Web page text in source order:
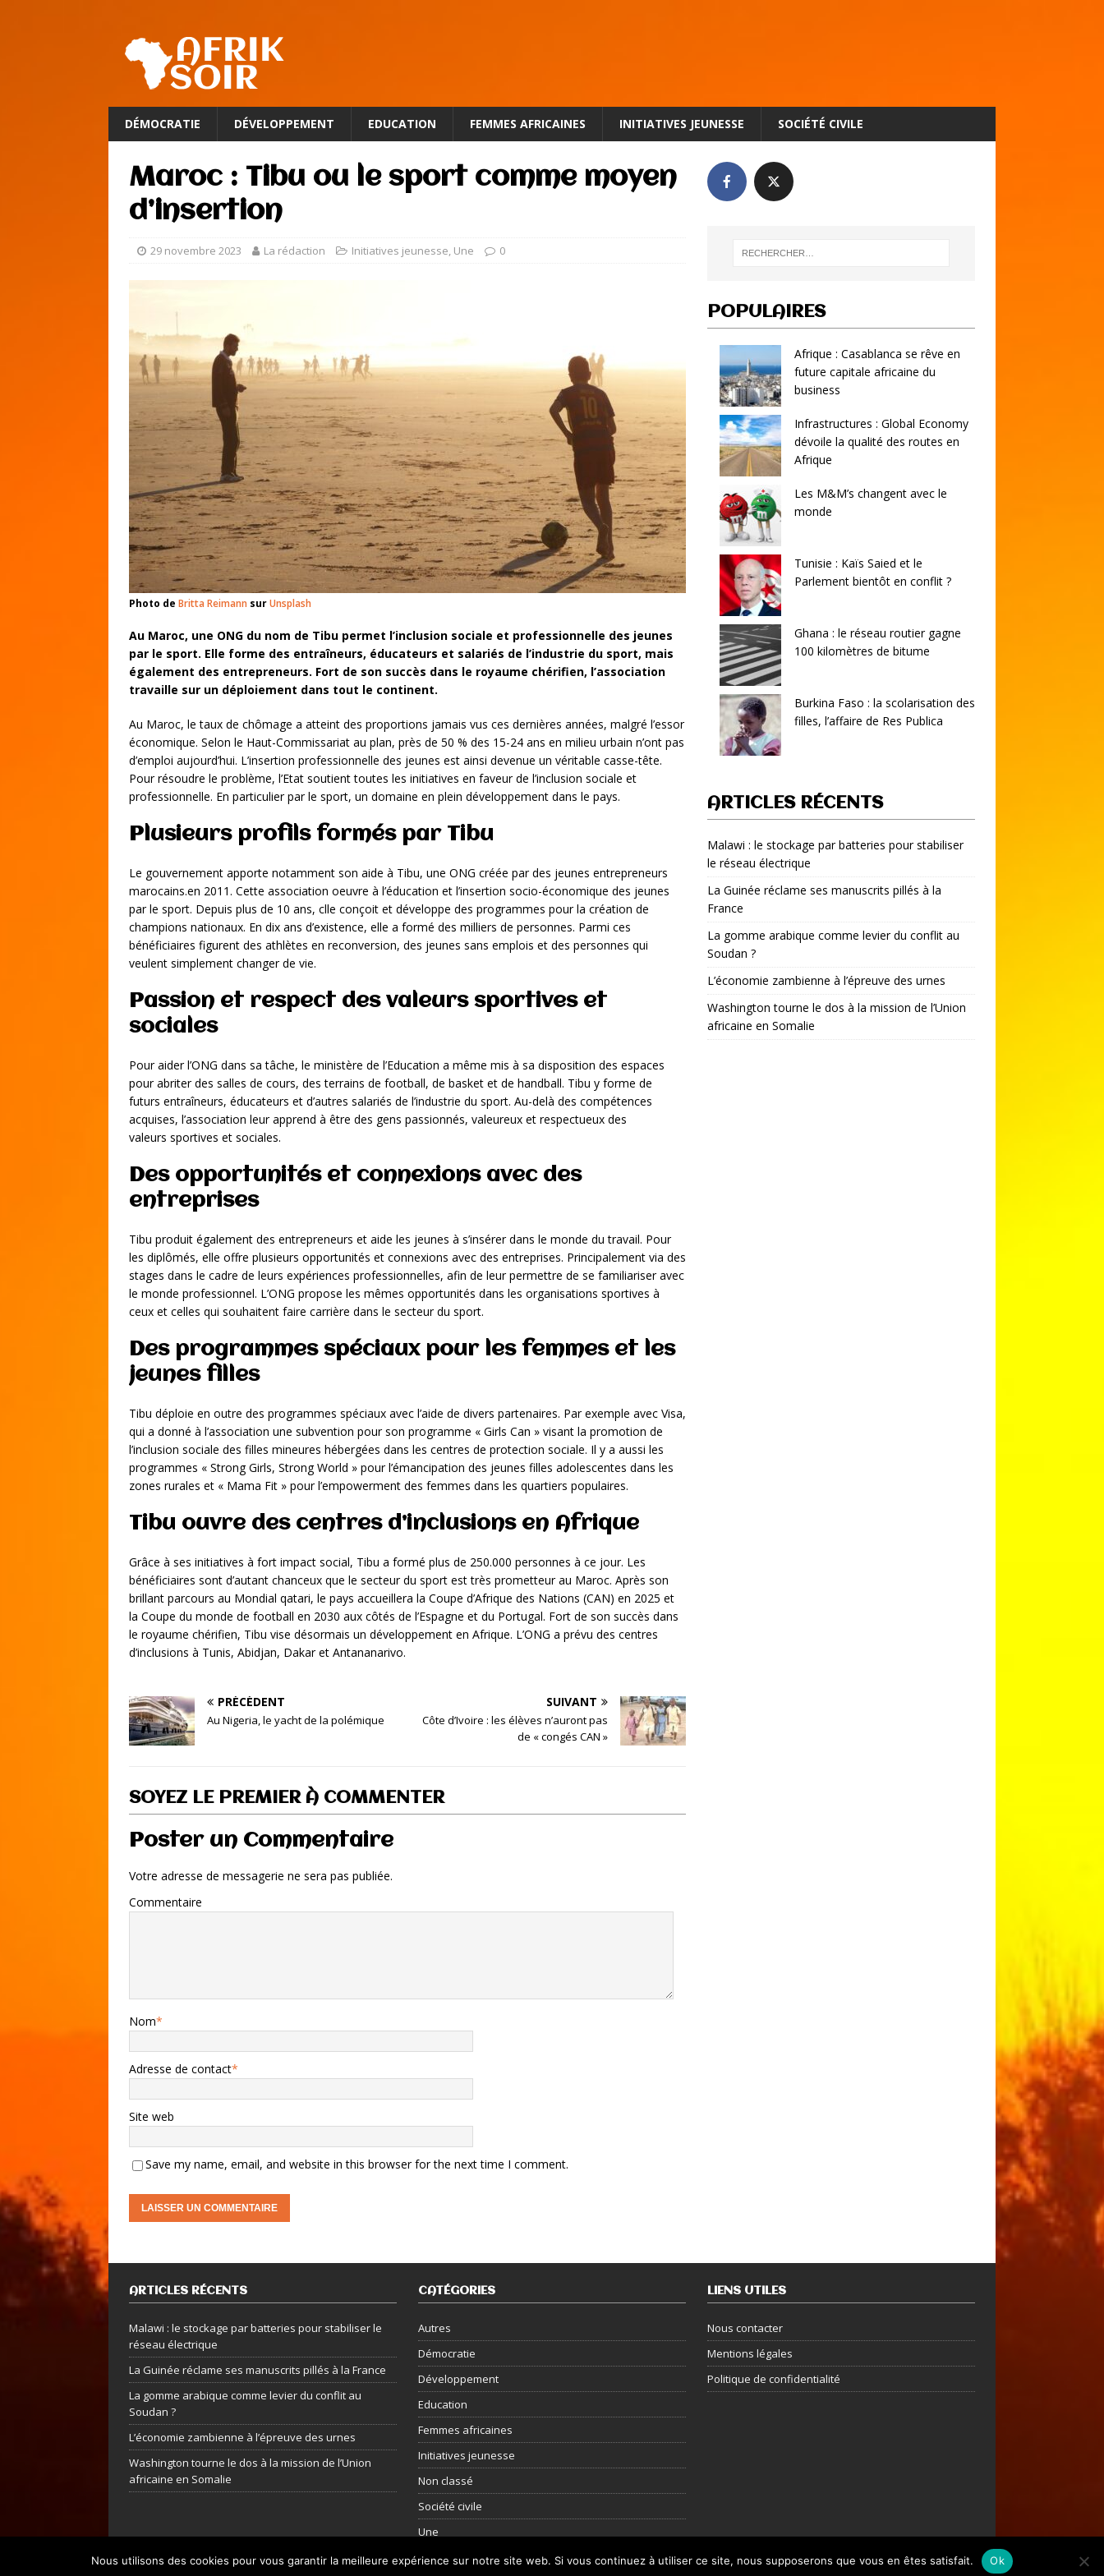
DÉMOCRATIE DÉVELOPPEMENT EDUCATION FEMMES AFRICAINES INITIATIVES JEUNESSE SOCIÉTÉ CIVILE
Maroc : Tibu ou le sport comme moyen
d’insertion
29 novembre 2023 La rédaction Initiatives jeunesse, Une 0
Photo de Britta Reimann surUnsplash
Au Maroc, une ONG du nom de Tibu permet l’inclusion sociale et professionnelle des jeunes
par le sport. Elle forme des entraîneurs, éducateurs et salariés de l’industrie du sport, mais
également des entrepreneurs. Fort de son succès dans le royaume chérifien, l’association
travaille sur un déploiement dans tout le continent.
Au Maroc, le taux de chômage a atteint des proportions jamais vus ces dernières années, malgré l’essor
économique. Selon le Haut-Commissariat au plan, près de 50 % des 15-24 ans en milieu urbain n’ont pas
d’emploi aujourd’hui. L’insertion professionnelle des jeunes est ainsi devenue un véritable casse-tête.
Pour résoudre le problème, l’Etat soutient toutes les initiatives en faveur de l’inclusion sociale et
professionnelle. En particulier par le sport, un domaine en plein développement dans le pays.
Plusieurs profils formés par Tibu
Le gouvernement apporte notamment son aide à Tibu, une ONG créée par des jeunes entrepreneurs
marocains.en 2011. Cette association oeuvre à l’éducation et l’insertion socio-économique des jeunes
par le sport. Depuis plus de 10 ans, clle conçoit et développe des programmes pour la création de
champions nationaux. En dix ans d’existence, elle a formé des milliers de personnes. Parmi ces
bénéficiaires figurent des athlètes en reconversion, des jeunes sans emplois et des personnes qui
veulent simplement changer de vie.
Passion et respect des valeurs sportives et
sociales
Pour aider l’ONG dans sa tâche, le ministère de l’Education a même mis à sa disposition des espaces
pour abriter des salles de cours, des terrains de football, de basket et de handball. Tibu y forme de
futurs entraîneurs, éducateurs et d’autres salariés de l’industrie du sport. Au-delà des compétences
acquises, l’association leur apprend à être des gens passionnés, valeureux et respectueux des
valeurs sportives et sociales.
Des opportunités et connexions avec des
entreprises
Tibu produit également des entrepreneurs et aide les jeunes à s’insérer dans le monde du travail. Pour
les diplômés, elle offre plusieurs opportunités et connexions avec des entreprises. Principalement via des
stages dans le cadre de leurs expériences professionnelles, afin de leur permettre de se familiariser avec
le monde professionnel. L’ONG propose les mêmes opportunités dans les organisations sportives à
ceux et celles qui souhaitent faire carrière dans le secteur du sport.
Des programmes spéciaux pour les femmes et les
jeunes filles
Tibu déploie en outre des programmes spéciaux avec l’aide de divers partenaires. Par exemple avec Visa,
qui a donné à l’association une subvention pour son programme « Girls Can » visant la promotion de
l’inclusion sociale des filles mineures hébergées dans les centres de protection sociale. Il y a aussi les
programmes « Strong Girls, Strong World » pour l’émancipation des jeunes filles adolescentes dans les
zones rurales et « Mama Fit » pour l’empowerment des femmes dans les quartiers populaires.
Tibu ouvre des centres d’inclusions en Afrique
Grâce à ses initiatives à fort impact social, Tibu a formé plus de 250.000 personnes à ce jour. Les
bénéficiaires sont d’autant chanceux que le secteur du sport est très prometteur au Maroc. Après son
brillant parcours au Mondial qatari, le pays accueillera la Coupe d’Afrique des Nations (CAN) en 2025 et
la Coupe du monde de football en 2030 aux côtés de l’Espagne et du Portugal. Fort de son succès dans
le royaume chérifien, Tibu vise désormais un développement en Afrique. L’ONG a prévu des centres
d’inclusions à Tunis, Abidjan, Dakar et Antananarivo.
PRÉCÉDENT
Au Nigeria, le yacht de la polémique
SUIVANT
Côte d’Ivoire : les élèves n’auront pas
de « congés CAN »
SOYEZ LE PREMIER À COMMENTER
Poster un Commentaire
Votre adresse de messagerie ne sera pas publiée.
Commentaire
Nom*
Adresse de contact*
Site web
Save my name, email, and website in this browser for the next time I comment.
POPULAIRES
Afrique : Casablanca se rêve en
future capitale africaine du
business
Infrastructures : Global Economy
dévoile la qualité des routes en
Afrique
Les M&M’s changent avec le
monde
Tunisie : Kaïs Saied et le
Parlement bientôt en conflit ?
Ghana : le réseau routier gagne
100 kilomètres de bitume
Burkina Faso : la scolarisation des
filles, l’affaire de Res Publica
ARTICLES RÉCENTS
Malawi : le stockage par batteries pour stabiliser
le réseau électrique
La Guinée réclame ses manuscrits pillés à la
France
La gomme arabique comme levier du conflit au
Soudan ?
L’économie zambienne à l’épreuve des urnes
Washington tourne le dos à la mission de l’Union
africaine en Somalie
ARTICLES RÉCENTS
Malawi : le stockage par batteries pour stabiliser le
réseau électrique
La Guinée réclame ses manuscrits pillés à la France
La gomme arabique comme levier du conflit au
Soudan ?
L’économie zambienne à l’épreuve des urnes
Washington tourne le dos à la mission de l’Union
africaine en Somalie
CATÉGORIES
Autres
Démocratie
Développement
Education
Femmes africaines
Initiatives jeunesse
Non classé
Société civile
Une
LIENS UTILES
Nous contacter
Mentions légales
Politique de confidentialité
Nous utilisons des cookies pour vous garantir la meilleure expérience sur notre site web. Si vous continuez à utiliser ce site, nous supposerons que vous en êtes satisfait. Ok